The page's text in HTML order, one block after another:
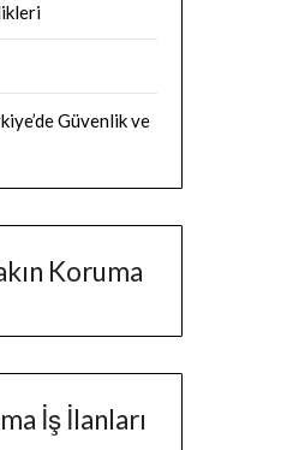
Güvenlik ve
Koruma
İş İlanları